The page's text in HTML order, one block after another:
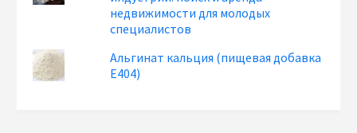
недвижимости для молодых
специалистов
Альгинат кальция (пищевая добавка
Е404)